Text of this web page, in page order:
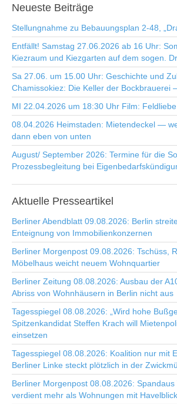
Neueste Beiträge
Stellungnahme zu Bebauungsplan 2-48,
Entfällt! Samstag 27.06.2026 ab 16 Uhr:
Kiezraum und Kiezgarten auf dem sogen.
Sa 27.06. um 15.00 Uhr: Geschichte und
Chamissokiez: Die Keller der Bockbrauerei
MI 22.04.2026 um 18:30 Uhr Film: Feldliebe
08.04.2026 Heimstaden: Mietendeckel —
dann eben von unten
August/ September 2026: Termine für die
Prozessbegleitung bei
Aktuelle Presseartikel
Berliner Abendblatt 09.08.2026: Berlin
Enteignung von Immobilienkonzernen
Berliner Morgenpost 09.08.2026: Tschüss,
Möbelhaus weicht neuem Wohnquartier
Berliner Zeitung 08.08.2026: Ausbau der
Abriss von Wohnhäusern in Berlin nicht aus
Tagesspiegel 08.08.2026: „Wird hohe
Spitzenkandidat Steffen Krach will
einsetzen
Tagesspiegel 08.08.2026: Koalition nur mit
Berliner Linke steckt plötzlich in der
Berliner Morgenpost 08.08.2026: Spandaus
verdient mehr als Wohnungen mit Havelblick